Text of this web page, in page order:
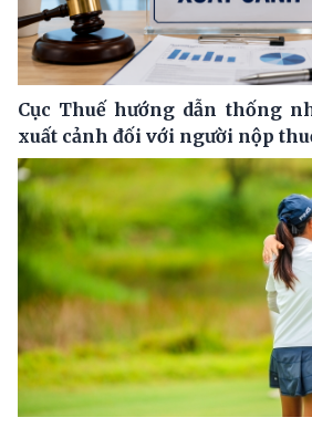
Cục Thuế hướng dẫn thống
xuất cảnh đối với người nộp